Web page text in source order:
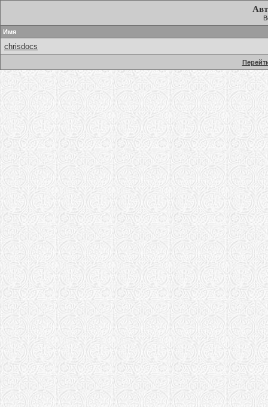
Имя
chrisdocs